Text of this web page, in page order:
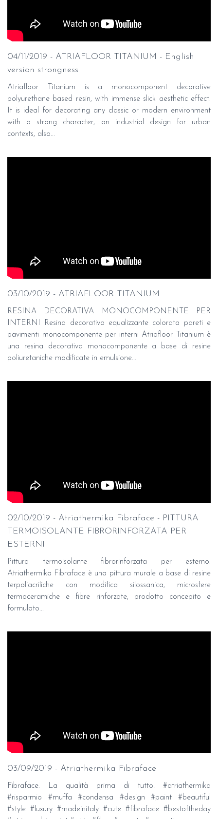
04/11/2019 - ATRIAFLOOR TITANIUM - English
version strongness
Atriafloor Titanium is a monocomponent decorative
polyurethane based resin, with immense slick aesthetic effect.
It is ideal for decorating any classic or modern environment
with a strong character, an industrial design for urban
contexts, also...
03/10/2019 - ATRIAFLOOR TITANIUM
RESINA DECORATIVA MONOCOMPONENTE PER
INTERNI Resina decorativa equalizzante colorata pareti e
pavimenti monocomponente per interni Atriafloor Titanium è
una resina decorativa monocomponente a base di resine
poliuretaniche modificate in emulsione...
02/10/2019 - Atriathermika Fibraface - PITTURA
TERMOISOLANTE FIBRORINFORZATA PER
ESTERNI
Pittura termoisolante fibrorinforzata per esterno.
Atriathermika Fibraface è una pittura murale a base di resine
terpoliacriliche con modifica silossanica, microsfere
termoceramiche e fibre rinforzate, prodotto concepito e
formulato...
03/09/2019 - Atriathermika Fibraface
Fibraface. La qualità prima di tutto! #atriathermika
#risparmio #muffa #condensa #design #paint #beautiful
#style #luxury #madeinitaly #cute #fibraface #bestoftheday